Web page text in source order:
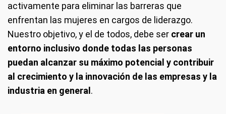
activamente para eliminar las barreras que
enfrentan las mujeres en cargos de liderazgo.
Nuestro objetivo, y el de todos, debe ser crear un
entorno inclusivo donde todas las personas
puedan alcanzar su máximo potencial y contribuir
al crecimiento y la innovación de las empresas y la
industria en general .